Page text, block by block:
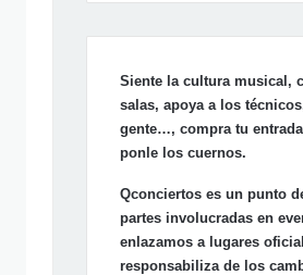
Siente la cultura musical,
salas, apoya a los
gente…, compra tu
ponle los cuernos.
Qconciertos es un punto
partes involucradas en
enlazamos a lugares
responsabiliza de los